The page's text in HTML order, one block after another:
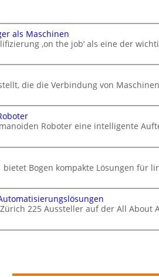
als Maschinen
‚on the job‘ als eine der
die die Verbindung von
Roboter eine intelligente
bietet Bogen kompakte Lösungen für
225 Aussteller auf der All